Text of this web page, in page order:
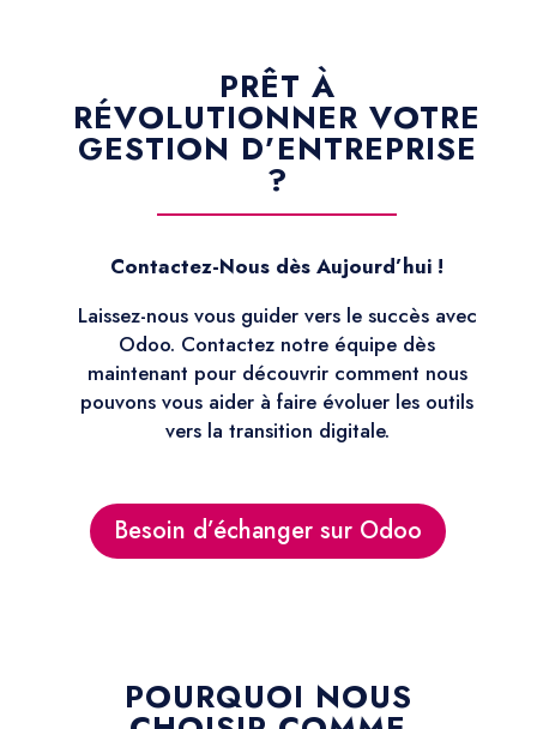
PRÊT À
RÉVOLUTIONNER VOTRE
GESTION D’ENTREPRISE
?
Contactez-Nous dès Aujourd’hui !
Laissez-nous vous guider vers le succès avec
Odoo. Contactez notre équipe dès
maintenant pour découvrir comment nous
pouvons vous aider à faire évoluer les outils
vers la transition digitale.
Besoin d’échanger sur Odoo
POURQUOI NOUS